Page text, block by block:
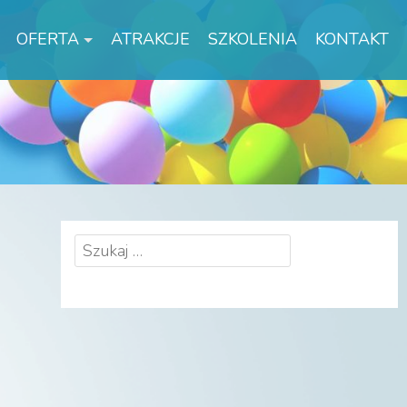
OFERTA ATRAKCJE SZKOLENIA KONTAKT
Szukaj: